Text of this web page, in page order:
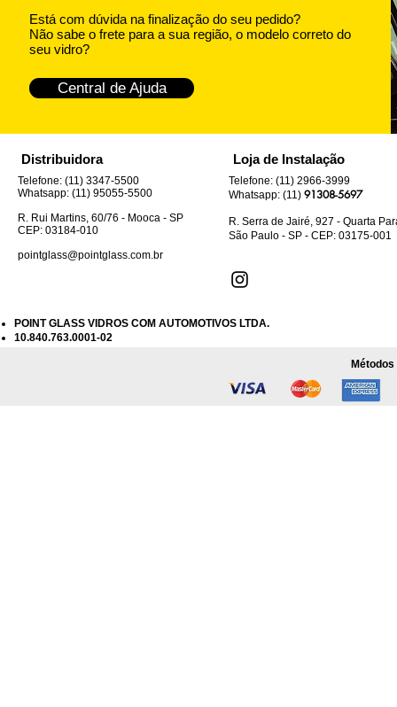
Está com dúvida na finalização do seu pedido?
Não sabe o frete para a sua região, o modelo correto do
seu vidro?
Central de Ajuda
Distribuidora
Telefone: (11) 3347-5500
Whatsapp: (11) 95055-5500
R. Rui Martins, 60/76 - Mooca - SP
CEP: 03184-010
pointglass@pointglass.com.br
Loja de Instalação
Telefone: (11) 2966-3999
Whatsapp: (11) 91308-5697
R. Serra de Jairé, 927 - Quarta
São Paulo - SP - CEP: 03175-001
POINT GLASS VIDROS COM AUTOMOTIVOS LTDA.
10.840.763.0001-02